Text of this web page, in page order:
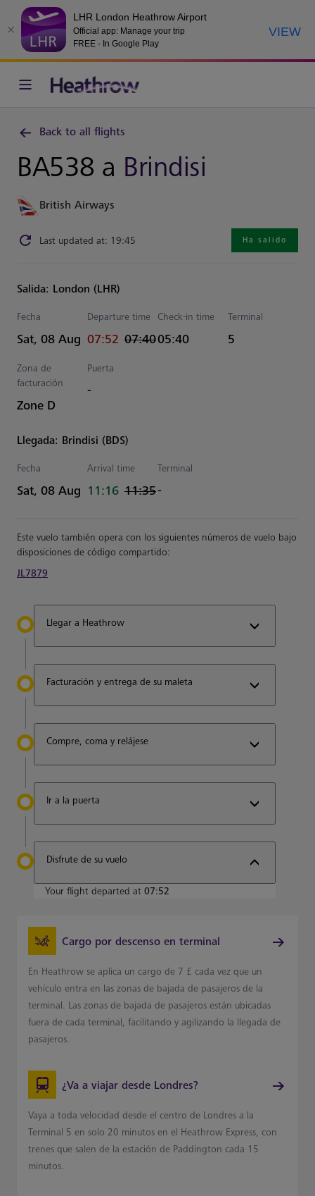
LHR London Heathrow Airport
Official app: Manage your trip
FREE - In Google Play
VIEW
Back to all flights
BA538 a Brindisi
British Airways
Last updated at: 19:45 Ha salido
Salida: London (LHR)
Fecha
Sat, 08 Aug
Departure time
actual Hora
07:52
Estimated Hora
07:40
Check-in time
05:40
Terminal
5
Zona de
facturación
Zone D
Puerta
-
Llegada: Brindisi (BDS)
Fecha
Sat, 08 Aug
Arrival time
actual Hora
11:16
Estimated Hora
11:35
Terminal
-
Este vuelo también opera con los siguientes números de vuelo bajo
disposiciones de código compartido:
JL7879
Llegar a Heathrow
Facturación y entrega de su maleta
Compre, coma y relájese
Ir a la puerta
Disfrute de su vuelo
Your flight departed at 07:52
Cargo por descenso en terminal
En Heathrow se aplica un cargo de 7 £ cada vez que un
vehículo entra en las zonas de bajada de pasajeros de la
terminal. Las zonas de bajada de pasajeros están ubicadas
fuera de cada terminal, facilitando y agilizando la llegada de
pasajeros.
¿Va a viajar desde Londres?
Vaya a toda velocidad desde el centro de Londres a la
Terminal 5 en solo 20 minutos en el Heathrow Express, con
trenes que salen de la estación de Paddington cada 15
minutos.